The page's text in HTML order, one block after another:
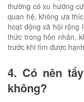
thường có xu hướng
quan hệ, không ưa
hoạt động xã hội rộng
thức trong hôn nhân,
trước khi tìm được
4. Có nên
không?